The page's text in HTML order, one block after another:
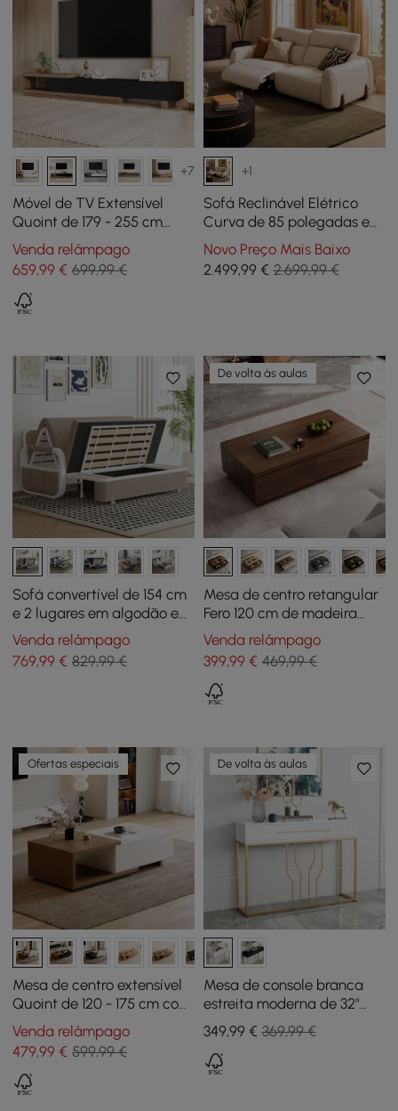
+7
Móvel de TV Extensível
Quoint de 179 - 255 cm
com 3 Gavetas
Venda relâmpago
659,99 € 699,99 €
+1
Sofá Reclinável Elétrico
Curva de 85 polegadas em
Couro Genuíno com Apoio
de Cabeça Ajustável
Novo Preço Mais Baixo
2.499,99€ 2.699,99 €
Sofá convertível de 154 cm
e 2 lugares em algodão e
linho com arrumação
Venda relâmpago
769,99 € 829,99 €
De volta às aulas
Mesa de centro retangular
Fero 120 cm de madeira
com 4 gavetas estilo Mid-
Century - nogueira
Venda relâmpago
399,99€ 469,99 €
Ofertas especiais
Mesa de centro extensível
Quoint de 120 - 175 cm com
2 gavetas branco e
nogueira
Venda relâmpago
479,99 € 599,99 €
De volta às aulas
Mesa de console branca
estreita moderna de 32"
com armazenamento Mesa
de entrada de madeira
com gavetas
349,99€ 369,99 €